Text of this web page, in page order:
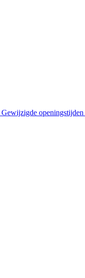
Gewijzigde openingstijden